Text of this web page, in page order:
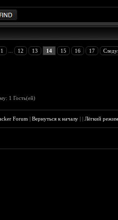
1 12 13 14 15 16 17
1 Гость(ей)
Forum |Вернуться к началу ||Лёгкий